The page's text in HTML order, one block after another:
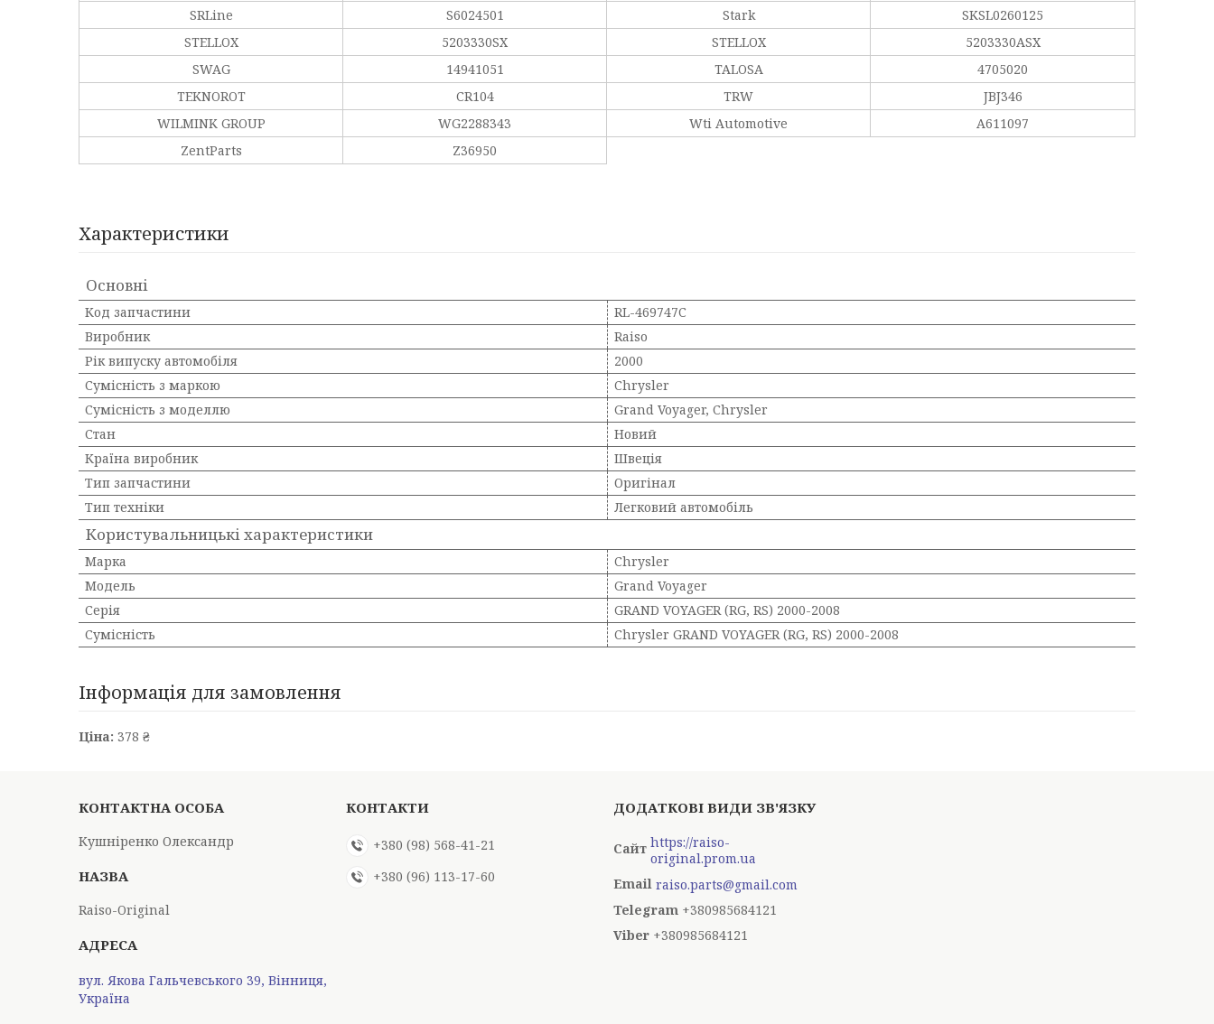
SRLine
S6024501 Stark
SKSL0260125
STELLOX
5203330SX STELLOX
5203330ASX
SWAG
14941051 TALOSA
4705020
TEKNOROT
CR104 TRW
JBJ346
WILMINK GROUP
WG2288343 Wti Automotive
A611097
ZentParts
Z36950
Характеристики
Основні
Код запчастини
RL-469747C
Виробник
Raiso
Рік випуску автомобіля
2000
Сумісність з маркою
Chrysler
Сумісність з моделлю
Grand Voyager, Chrysler
Стан
Новий
Країна виробник
Швеція
Тип запчастини
Оригінал
Тип техніки
Легковий автомобіль
Користувальницькі характеристики
Марка
Chrysler
Мoдель
Grand Voyager
Серія
GRAND VOYAGER (RG, RS) 2000-2008
Сумісність
Chrysler GRAND VOYAGER (RG, RS) 2000-2008
Інформація для замовлення
Ціна: 378 ₴
Кушніренко Олександр
Raiso-Original
вул. Якова Гальчевського 39, Вінниця,
Україна
+380 (98) 568-41-21
+380 (96) 113-17-60
https://raiso-
original.prom.ua
raiso.parts@gmail.com
+380985684121
+380985684121